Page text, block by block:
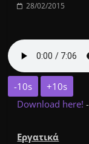
28/02/2015
-10s
+10s
Download here!
Εργατικά